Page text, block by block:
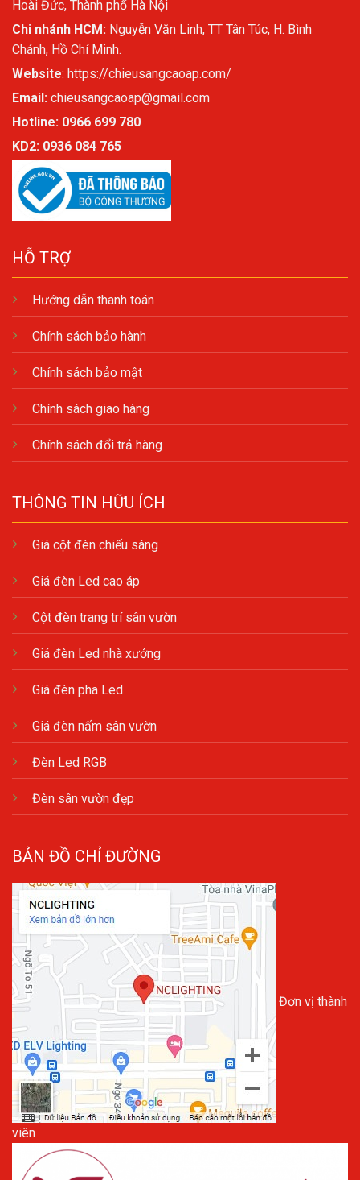
Hoài Đức, Thành phố Hà Nội
Chi nhánh HCM: Nguyễn Văn Linh, TT Tân Túc, H. Bình
Chánh, Hồ Chí Minh.
Website: https://chieusangcaoap.com/
Email: chieusangcaoap@gmail.com
Hotline: 0966 699 780
KD2: 0936 084 765
HỖ TRỢ
Hướng dẫn thanh toán
Chính sách bảo hành
Chính sách bảo mật
Chính sách giao hàng
Chính sách đổi trả hàng
THÔNG TIN HỮU ÍCH
Giá cột đèn chiếu sáng
Giá đèn Led cao áp
Cột đèn trang trí sân vườn
Giá đèn Led nhà xưởng
Giá đèn pha Led
Giá đèn nấm sân vườn
Đèn Led RGB
Đèn sân vườn đẹp
BẢN ĐỒ CHỈ ĐƯỜNG
Đơn vị thành
viên